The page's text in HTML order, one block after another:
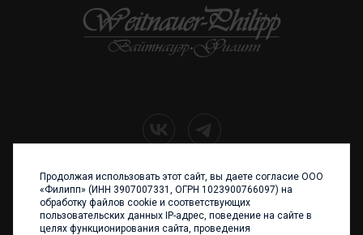
+7 (4012) 960 898
236017 Калининград,
ул. Каштановая аллея, 47
Телефон: +7 4012 960 898,
Продолжая использовать этот сайт, вы даете согласие ООО
«Филипп» (ИНН 3907007331, ОГРН 1023900766097) на
обработку файлов cookie и соответствующих
пользовательских данных IP-адрес, поведение на сайте в
целях функционирования сайта, проведения